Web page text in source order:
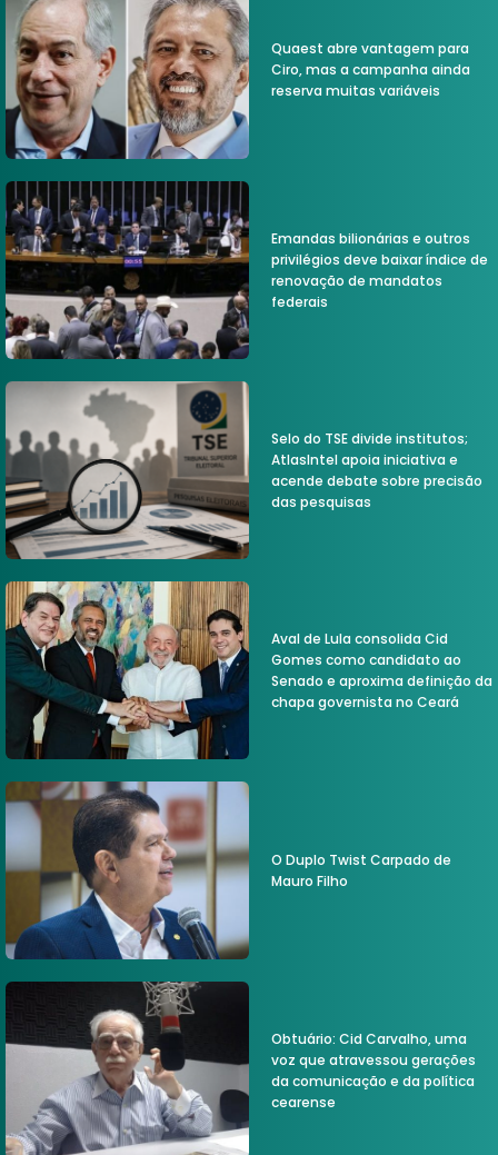
Quaest abre vantagem para
Ciro, mas a campanha ainda
reserva muitas variáveis
Emandas bilionárias e outros
privilégios deve baixar índice de
renovação de mandatos
federais
Selo do TSE divide institutos;
AtlasIntel apoia iniciativa e
acende debate sobre precisão
das pesquisas
Aval de Lula consolida Cid
Gomes como candidato ao
Senado e aproxima definição da
chapa governista no Ceará
O Duplo Twist Carpado de
Mauro Filho
Obtuário: Cid Carvalho, uma
voz que atravessou gerações
da comunicação e da política
cearense